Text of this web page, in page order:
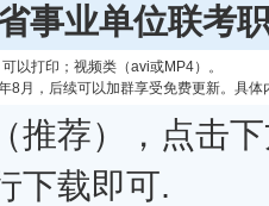
事业单位联考
以打印；视频类（avi或MP4）。
8月，后续可以加群享受免费更新。具体
推荐），点击
下载即可.